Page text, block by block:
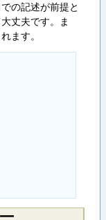
の記述が前提と
丈夫です。ま
ます。
──